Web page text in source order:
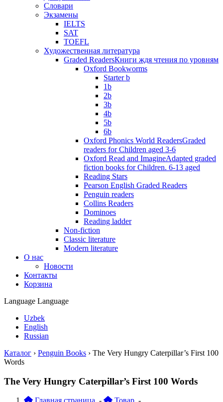
Словари
Экзамены
IELTS
SAT
TOEFL
Художественная литература
Graded ReadersКниги ждя чтения по уровням
Oxford Bookworms
Starter b
1b
2b
3b
4b
5b
6b
Oxford Phonics World ReadersGraded
readers for Children aged 3-6
Oxford Read and ImagineAdapted graded
fiction books for Children. 6-13 aged
Reading Stars
Pearson English Graded Readers
Penguin readers
Collins Readers
Dominoes
Reading ladder
Non-fiction
Classic literature
Modern literature
О нас
Новости
Контакты
Корзина
Language Language
Uzbek
English
Russian
Каталог › Penguin Books › The Very Hungry Caterpillar’s First 100
Words
The Very Hungry Caterpillar’s First 100 Words